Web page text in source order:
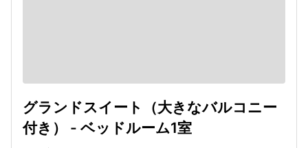
グランドスイート（大きなバルコニー
付き） - ベッドルーム1室